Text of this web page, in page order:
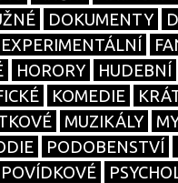
DOKUMENTY
EXPERIMENTÁLNÍ
HORORY HUDEBNÍ
KOMEDIE
MUZIKÁLY
PODOBENSTVÍ
POVÍDKOVÉ